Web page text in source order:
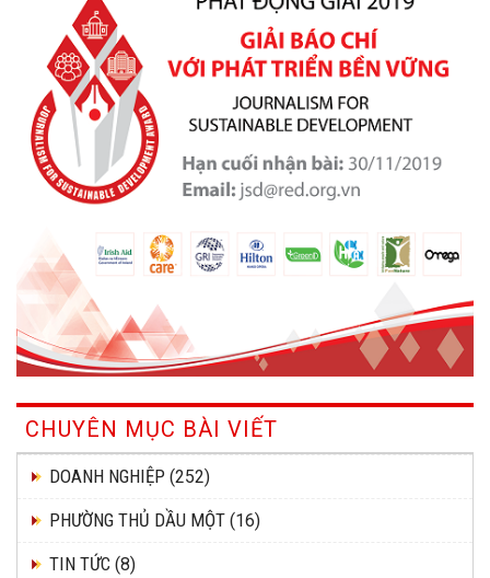
CHUYÊN MỤC BÀI VIẾT
DOANH NGHIỆP (252)
PHƯỜNG THỦ DẦU MỘT (16)
TIN TỨC (8)